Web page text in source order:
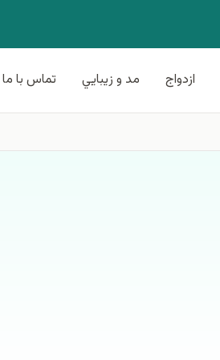
ازدواج مد و زيبايي تماس با ما